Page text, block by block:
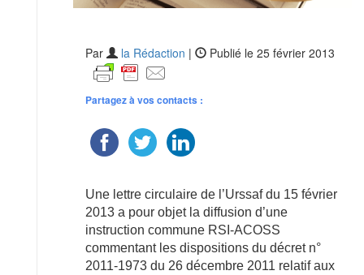
Par la Rédaction | Publié le 25 février 2013
Partagez à vos contacts :
Une lettre circulaire de l’Urssaf du 15 février
2013 a pour objet la diffusion d’une
instruction commune RSI-ACOSS
commentant les dispositions du décret n°
2011-1973 du 26 décembre 2011 relatif aux